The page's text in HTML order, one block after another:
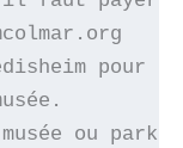
pour
ou